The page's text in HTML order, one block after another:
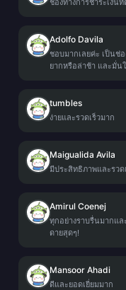
ช่องทางการชำระเงิ
Adolfo Davila
ชอบมากเลยค่ะ เป็นช่
ยากหรือล่าช้า และมั่น
tumbles
ง่ายและรวดเร็วมาก
Maigualida Avila
มีประสิทธิภาพและรวด
Amirul Coenej
ทุกอย่างราบรื่นมากแล
ดายสุดๆ!
Mansoor Ahadi
ดีและยอดเยี่ยมมาก